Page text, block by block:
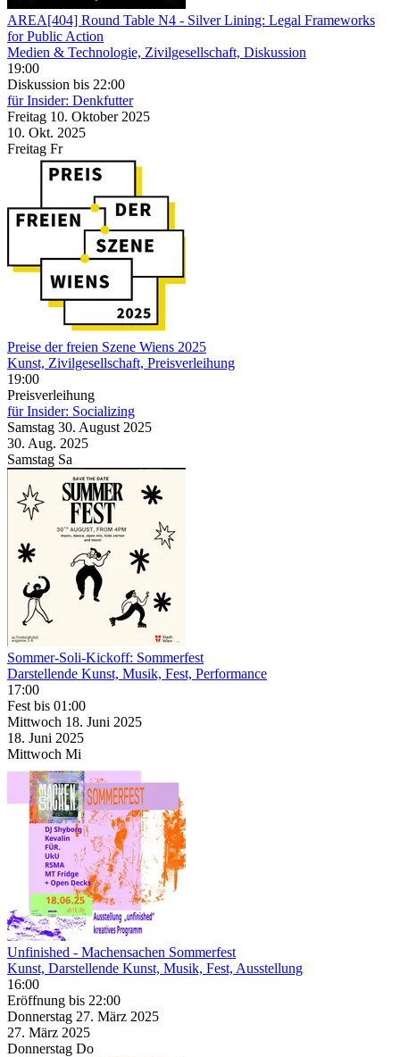
AREA[404] Round Table N4 - Silver Lining: Legal Frameworks
for Public Action
Medien & Technologie, Zivilgesellschaft, Diskussion
19:00
Diskussion bis 22:00
für Insider: Denkfutter
Freitag 10. Oktober 2025
10. Okt. 2025
Freitag Fr
Preise der freien Szene Wiens 2025
Kunst, Zivilgesellschaft, Preisverleihung
19:00
Preisverleihung
für Insider: Socializing
Samstag 30. August 2025
30. Aug. 2025
Samstag Sa
Sommer-Soli-Kickoff: Sommerfest
Darstellende Kunst, Musik, Fest, Performance
17:00
Fest bis 01:00
Mittwoch 18. Juni 2025
18. Juni 2025
Mittwoch Mi
Unfinished - Machensachen Sommerfest
Kunst, Darstellende Kunst, Musik, Fest, Ausstellung
16:00
Eröffnung bis 22:00
Donnerstag 27. März 2025
27. März 2025
Donnerstag Do